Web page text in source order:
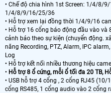
• Chế độ chia hình 1st Screen: 1/4/8/
1/4/8/9/16/25/36
• Hỗ trợ xem lại đồng thời 1/4/9/16
• Hỗ trợ 16 cổng báo động đầu vào và
cảnh báo theo sự kiện (chuyển động.
năng Recording, PTZ, Alarm, IPC
Log
• Hỗ trợ kết nối nhiều thương hiệu
• Hỗ trợ 8 ổ cứng, mỗi ổ tối đa 20 TB,
• USB hỗ trợ 4 cổng , 2 cổng RJ45
cổng RS485, 1 cổng audio vào 2 cổng